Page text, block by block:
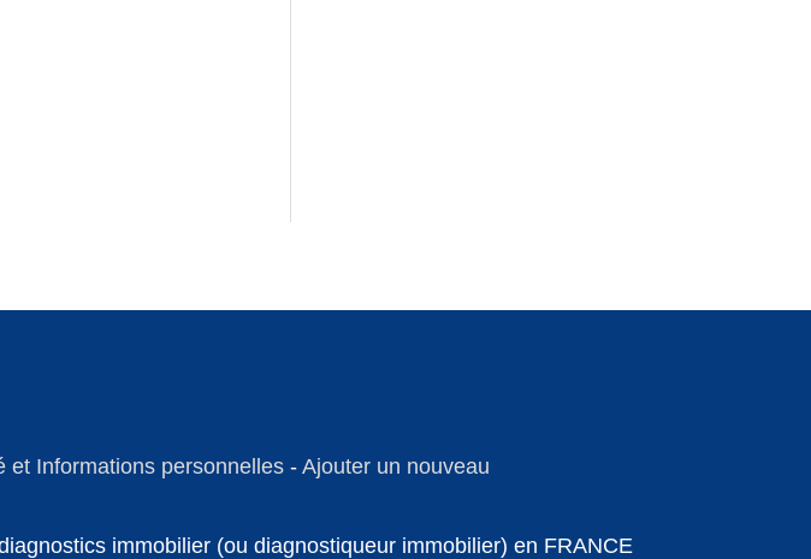
et Informations personnelles- Ajouter un nouveau
immobilier (ou diagnostiqueur immobilier) en FRANCE